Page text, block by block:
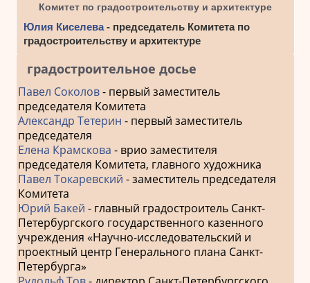
Комитет по градостроительству и архитектуре
Юлия Киселева- председатель Комитета по
градостроительству и архитектуре
градостроительное досье
Павел Соколов- первый заместитель
председателя Комитета
Александр Тетерин - первый заместитель
председателя
Елена Крамскова - врио заместителя
председателя Комитета, главного художника
Павел Токаревский - заместитель председателя
Комитета
Юрий Бакей - главный градостроитель Санкт-
Петербургского государственного казенного
учреждения «Научно-исследовательский и
проектный центр Генерального плана Санкт-
Петербурга»